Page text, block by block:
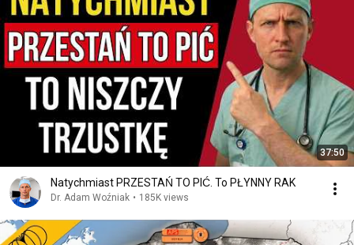
37:50
Natychmiast PRZESTAŃ TO PIĆ. To PŁYNNY RAK
Dr. Adam Woźniak • 185K views